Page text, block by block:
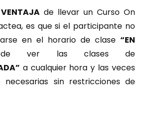
de llevar un Curso On
es que si el participante no
en el horario de clase “EN
ver las clases de
a cualquier hora y las veces
necesarias sin restricciones de